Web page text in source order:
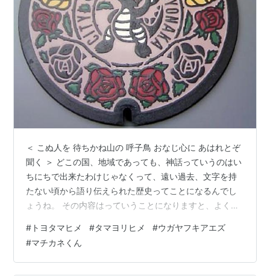
＜ こぬ人を 待ちかね山の 呼子鳥 おなじ心に あはれとぞ
聞く ＞ どこの国、地域であっても、神話っていうのはい
ちにちで出来たわけじゃなくって、遠い過去、文字を持
たない頃から語り伝えられた歴史ってことになるんでし
ょうね。 その内容はっていうことになりますと、よくま
ります。 ストーリーテリングとしてのツッコミどころ満
載だとしても、どのエピソードでもそれをじっくり読め
ば、なかなか考えさせられて、納得させられる部分も多
# トヨタマヒメ #タマヨリヒメ #ウガヤフキアエズ
#マチカネくん